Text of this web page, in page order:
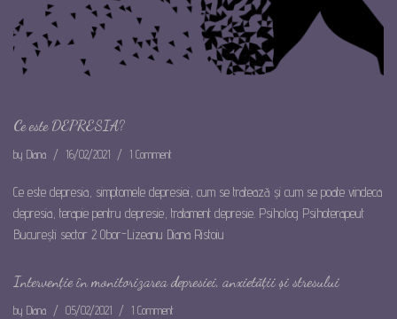
Ce este DEPRESIA?
by Diana 16/02/2021 1 Comment
Ce este depresia, simptomele depresiei, cum se tratează și cum se poate vindeca
depresia, terapie pentru depresie, tratament depresie. Psiholog Psihoterapeut
București sector 2 Obor-Lizeanu Diana Ristoiu
Intervenție în monitorizarea depresiei, anxietății și stresului
by Diana 05/02/2021 1 Comment